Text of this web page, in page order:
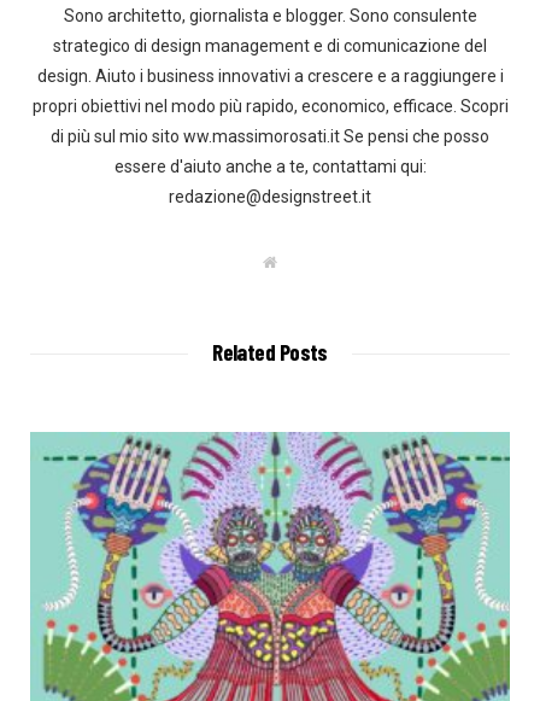
Sono architetto, giornalista e blogger. Sono consulente
strategico di design management e di comunicazione del
design. Aiuto i business innovativi a crescere e a raggiungere i
propri obiettivi nel modo più rapido, economico, efficace. Scopri
di più sul mio sito ww.massimorosati.it Se pensi che posso
essere d'aiuto anche a te, contattami qui:
redazione@designstreet.it
W
Related Posts